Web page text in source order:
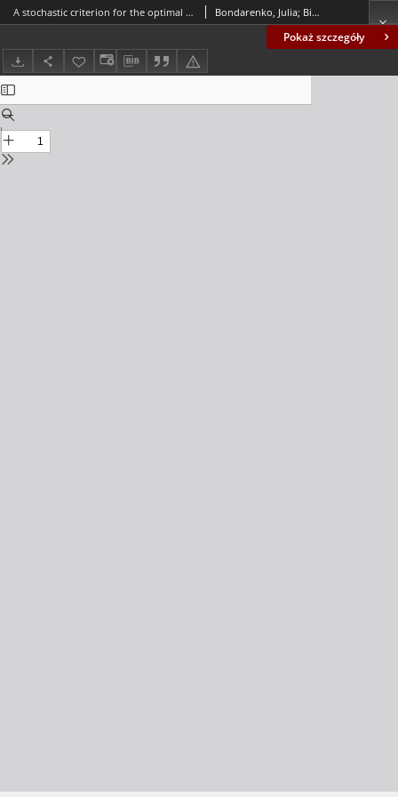
Pokaż szczegóły
A stochastic criterion for the optimal investment process Bondarenko, Julia; Bidyuk, Petro